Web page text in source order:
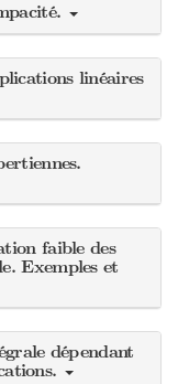
linéaires
faible des
Exemples et
dépendant